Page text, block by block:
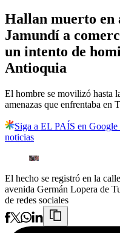
Hallan muerto en
Jamundí a
un intento de
Antioquia
El hombre se movilizó hasta
amenazas que enfrentaba en
Siga a EL PAÍS en
noticias
El hecho se registró en la
avenida Germán Lopera de
de redes sociales